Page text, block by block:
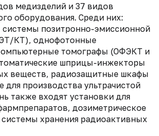
медизделий и 37 видов
оборудования. Среди них:
позитронно-эмиссионной
КТ), однофотонные
томографы (ОФЭКТ и
шприцы-инжекторы
веществ, радиозащитные шкафы
для производства ультрачистой
также входят установки для
дозиметрическое
хранения радиоактивных